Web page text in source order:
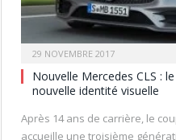
29 NOVEMBRE 2017
Nouvelle Mercedes CLS :
nouvelle identité visuelle
Après 14 ans de carrière, le
accueille une troisième